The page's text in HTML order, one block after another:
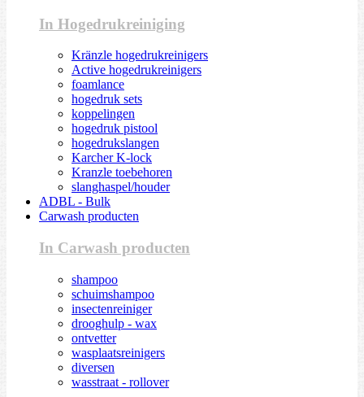
In Hogedrukreiniging
Kränzle hogedrukreinigers
Active hogedrukreinigers
foamlance
hogedruk sets
koppelingen
hogedruk pistool
hogedrukslangen
Karcher K-lock
Kranzle toebehoren
slanghaspel/houder
ADBL - Bulk
Carwash producten
In Carwash producten
shampoo
schuimshampoo
insectenreiniger
drooghulp - wax
ontvetter
wasplaatsreinigers
diversen
wasstraat - rollover